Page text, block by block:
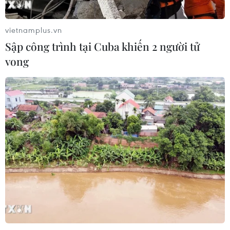
CƠ QUAN CHỦ QUẢN: THÔNG TẤN XÃ VIỆT NAM
Tổng Biên tập: TRẦN TIẾN DUẨN
Phó Tổng Biên tập: NGUYỄN THỊ TÁM, KHÚC THANH
THỦY
Quy định sử dụng
RSS
Ngôn ngữ
TTXVN
vietnamplus.vn
Sập công trình tại Cuba khiến 2 người tử
vong